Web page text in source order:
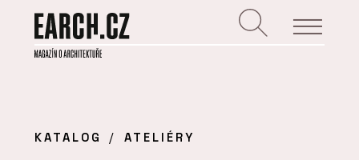
KATALOG ATELIÉRY